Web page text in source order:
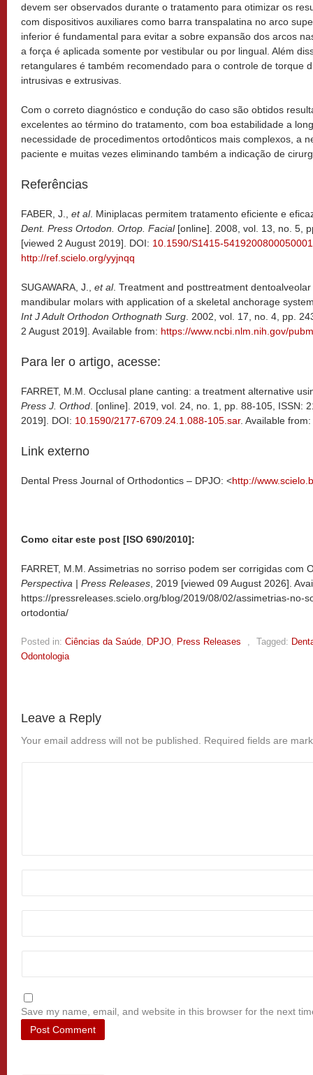
devem ser observados durante o tratamento para otimizar os
com dispositivos auxiliares como barra transpalatina no arco
inferior é fundamental para evitar a sobre expansão dos arcos
a força é aplicada somente por vestibular ou por lingual. Além
retangulares é também recomendado para o controle de torque
intrusivas e extrusivas.
Com o correto diagnóstico e condução do caso são obtidos
excelentes ao término do tratamento, com boa estabilidade a
necessidade de procedimentos ortodônticos mais complexos, a
paciente e muitas vezes eliminando também a indicação de
Referências
FABER, J., et al. Miniplacas permitem tratamento eficiente e
Dent. Press Ortodon. Ortop. Facial[online]. 2008, vol. 13, no. 5,
[viewed 2 August 2019]. DOI: 10.1590/S1415-
http://ref.scielo.org/yyjnqq
SUGAWARA, J., et al. Treatment and posttreatment
mandibular molars with application of a skeletal anchorage
Int J Adult Orthodon Orthognath Surg . 2002, vol. 17, no. 4, pp.
2 August 2019]. Available from: https://www.ncbi.nlm.nih.gov/
Para ler o artigo, acesse:
FARRET, M.M. Occlusal plane canting: a treatment alternative
Press J. Orthod . [online]. 2019, vol. 24, no. 1, pp. 88-105, ISSN:
2019]. DOI: 10.1590/2177-6709.24.1.088-105.sar. Available from:
Link externo
Dental Press Journal of Orthodontics – DPJO: <http://
Como citar este post [ISO 690/2010]:
FARRET, M.M. Assimetrias no sorriso podem ser corrigidas com
Perspectiva | Press Releases , 2019 [viewed 09 August 2026].
https://pressreleases.scielo.org/blog/2019/08/02/assimetrias-no-
ortodontia/
Posted in: Ciências da Saúde DPJO Press Releases Tagged:
Odontologia
Leave a Reply
Your email address will not be published. Required fields are
Save my name, email, and website in this browser for the next